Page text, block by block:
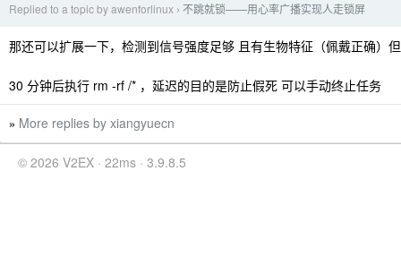
Replied to a topic by awenforlinux › 不跳就锁——用心率广播实现人走锁屏
那还可以扩展一下，检测到信号强度足够 且有生物特征（佩戴正确）
30 分钟后执行 rm -rf /* ，延迟的目的是防止假死 可以手动终止任务
» More replies by xiangyuecn
© 2026 V2EX · 22ms · 3.9.8.5